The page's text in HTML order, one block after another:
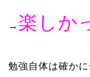
→ 楽しか
勉強自体は確か